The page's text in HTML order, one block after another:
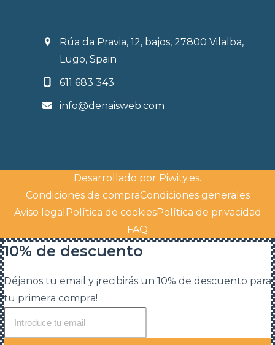
Rúa da Pravia, 12, bajos, 27800 Vilalba,
Lugo, Spain
611 683 343
info@denaisweb.com
Desarrollado por Piwity.es.
Condiciones de compraCondiciones generales
Aviso legal Política de cookiesPolítica de privacidad
FAQ
10% de descuento
Déjanos tu email y ¡recibirás un 10% de descuento para
tu primera compra!